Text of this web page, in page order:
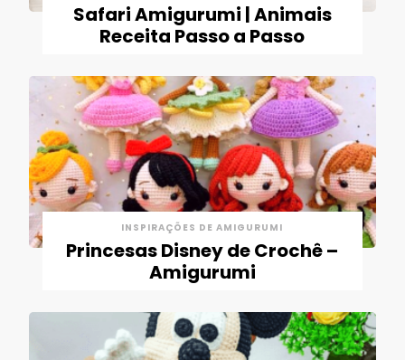
Safari Amigurumi | Animais
Receita Passo a Passo
INSPIRAÇÕES DE AMIGURUMI
Princesas Disney de Crochê –
Amigurumi